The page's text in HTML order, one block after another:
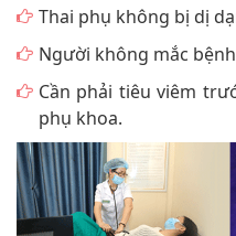
Thai phụ không bị dị
Người không mắc
Cần phải tiêu viêm
phụ khoa.